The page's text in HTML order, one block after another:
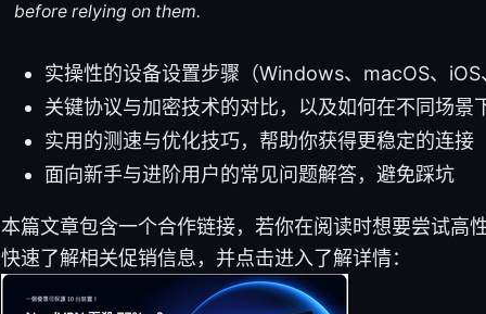
before relying on them.
实操性的设备设置步骤（Windows、macOS、iOS
关键协议与加密技术的对比，以及如何在不同场景
实用的测速与优化技巧，帮助你获得更稳定的连接
面向新手与进阶用户的常见问题解答，避免踩坑
本篇文章包含一个合作链接，若你在阅读时想要尝试高
快速了解相关促销信息，并点击进入了解详情：